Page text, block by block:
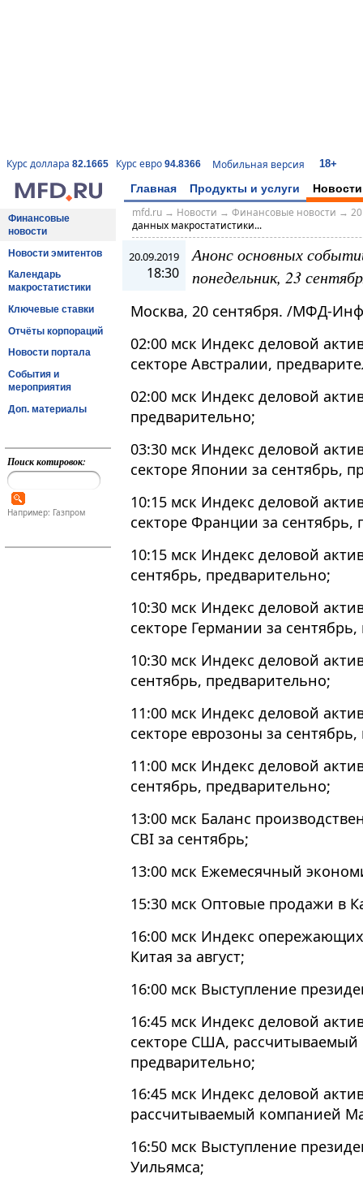
Курс доллара 82.1665 Курс евро 94.8366 Мобильная версия 18+
Главная Продукты и услуги Новости
Финансовые
новости
Новости эмитентов
Календарь
макростатистики
Ключевые ставки
Отчёты корпораций
Новости портала
События и
мероприятия
Доп. материалы
Поиск котировок:
Например: Газпром
mfd.ru→ Новости → Финансовые новости →
данных макростатистики...
20.09.2019
18:30
Анонс основных
понедельник, 23
Москва, 20 сентября. /МФД-
02:00 мск Индекс деловой
секторе Австралии,
02:00 мск Индекс деловой
предварительно;
03:30 мск Индекс деловой
секторе Японии за сентябрь,
10:15 мск Индекс деловой
секторе Франции за сентябрь,
10:15 мск Индекс деловой
сентябрь, предварительно;
10:30 мск Индекс деловой
секторе Германии за
10:30 мск Индекс деловой
сентябрь, предварительно;
11:00 мск Индекс деловой
секторе еврозоны за
11:00 мск Индекс деловой
сентябрь, предварительно;
13:00 мск Баланс
CBI за сентябрь;
13:00 мск Ежемесячный
15:30 мск Оптовые продажи в
16:00 мск Индекс
Китая за август;
16:00 мск Выступление
16:45 мск Индекс деловой
секторе США,
предварительно;
16:45 мск Индекс деловой
рассчитываемый компанией
16:50 мск Выступление
Уильямса;